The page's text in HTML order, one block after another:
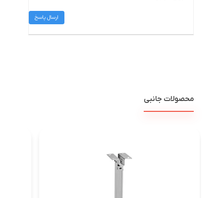
ارسال پاسخ
محصولات جانبی